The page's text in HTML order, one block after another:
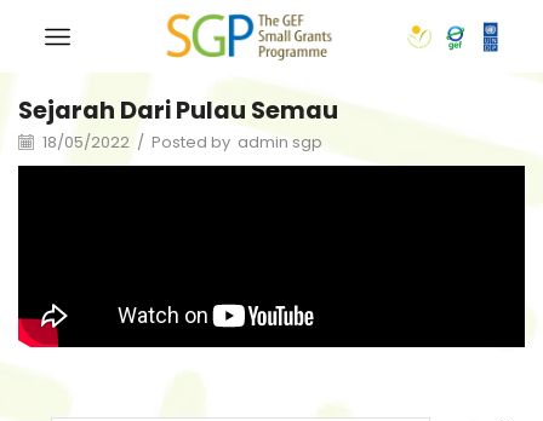
Sejarah Dari Pulau Semau
18/05/2022 / Posted by admin sgp